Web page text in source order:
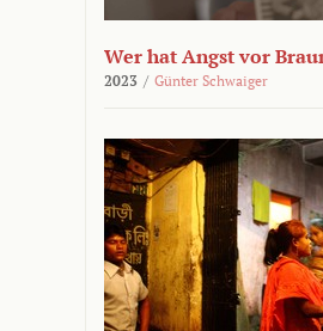
Wer hat Angst vor
2023 / Günter Schwaiger